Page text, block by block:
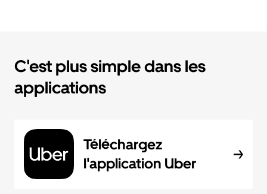
C'est plus simple dans les
applications
Téléchargez
l'application Uber